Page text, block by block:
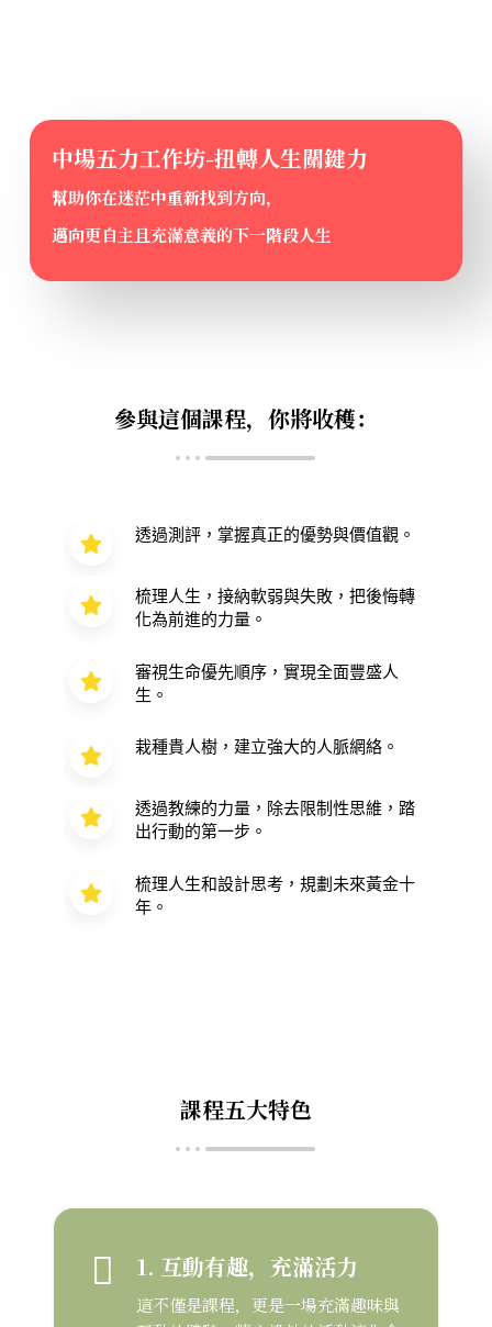
中場五力工作坊-扭轉人生關鍵力
幫助你在迷茫中重新找到方向，
邁向更自主且充滿意義的下一階段人生
參與這個課程，你將收穫：
透過測評，掌握真正的優勢與價值觀。
梳理人生，接納軟弱與失敗，把後悔轉
化為前進的力量。
審視生命優先順序，實現全面豐盛人
生。
栽種貴人樹，建立強大的人脈網絡。
透過教練的力量，除去限制性思維，踏
出行動的第一步。
梳理人生和設計思考，規劃未來黃金十
年。
課程五大特色
1. 互動有趣，充滿活力
這不僅是課程，更是一場充滿趣味與